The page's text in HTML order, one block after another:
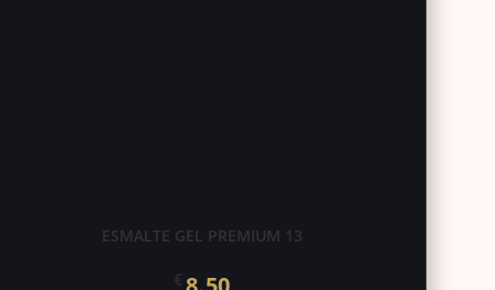
ESMALTE GEL PREMIUM 13